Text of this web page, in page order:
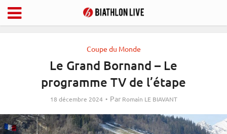
Coupe du Monde
Le Grand Bornand – Le
programme TV de l’étape
18 décembre 2024 Par Romain LE BIAVANT